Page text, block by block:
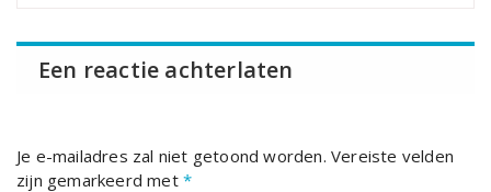
Een reactie achterlaten
Je e-mailadres zal niet getoond worden. Vereiste velden
zijn gemarkeerd met *